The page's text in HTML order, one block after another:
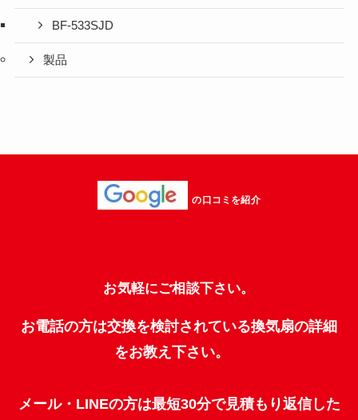
BF-533SJD
製品
の口コミを紹介
お気軽にご相談下さい。
お電話の方は交換を検討されている換気扇の詳細
をお教え下さい。
メール・LINEの方は最短30分で見積もり返信した